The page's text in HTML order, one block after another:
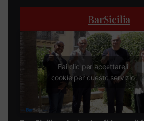
BarSicilia
Fai clic per accettare i
cookie per questo servizio